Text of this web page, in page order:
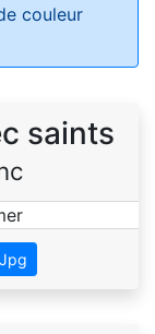
couleur
saints
Jpg